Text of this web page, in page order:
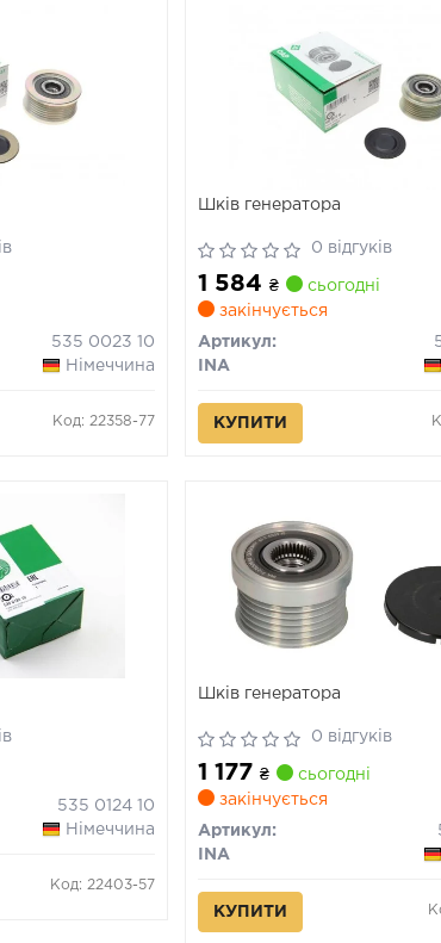
535 0023 10
Німеччина
Код: 22358-77
Шків генератора
0 відгуків
1 584₴
сьогодні
закінчується
Артикул:
INA
КУПИТИ
535 0124 10
Німеччина
Код: 22403-57
Шків генератора
0 відгуків
1 177₴
сьогодні
закінчується
Артикул:
INA
КУПИТИ